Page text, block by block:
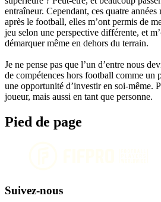
entraîneur. Cependant, ces quatre années
après le football, elles m’ont permis de
jeu selon une perspective différente, et
démarquer même en dehors du terrain.
Je ne pense pas que l’un d’entre nous
de compétences hors football comme un
une opportunité d’investir en soi-même.
joueur, mais aussi en tant que personne.
Pied de page
Suivez-nous